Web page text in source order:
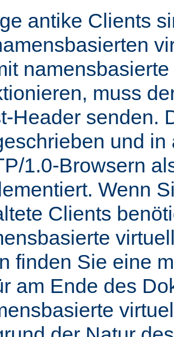
antike Clients
muss
Header senden.
und in
1.0-Browsern
Wenn
Clients
finden Sie eine
am Ende des